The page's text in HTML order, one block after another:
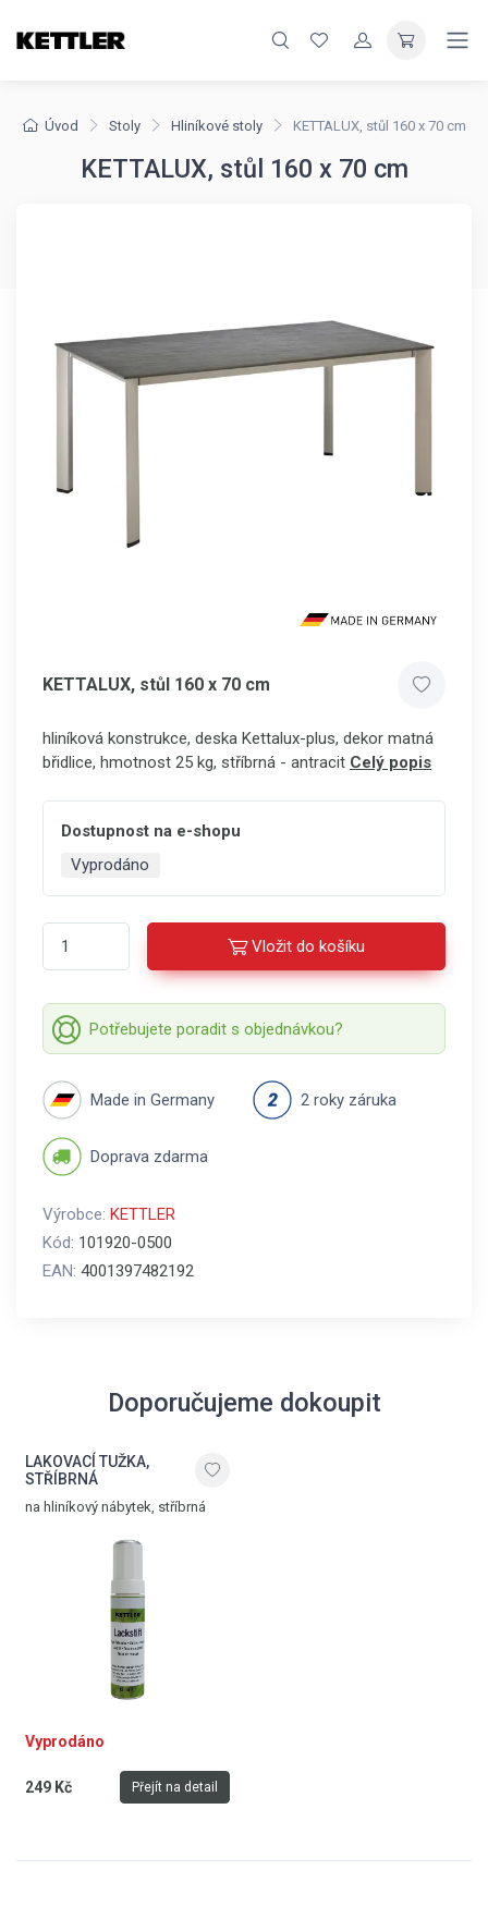
Úvod Stoly Hliníkové stoly KETTALUX, stůl 160 x 70 cm
KETTALUX, stůl 160 x 70 cm
KETTALUX, stůl 160 x 70 cm
hliníková konstrukce, deska Kettalux-plus, dekor matná
břidlice, hmotnost 25 kg, stříbrná - antracit Celý popis
Dostupnost na e-shopu
Vyprodáno
Vložit do košíku
Potřebujete poradit s objednávkou?
Made in Germany 2 roky záruka
Doprava zdarma
Výrobce: KETTLER
Kód: 101920-0500
EAN: 4001397482192
Doporučujeme dokoupit
LAKOVACÍ TUŽKA,
STŘÍBRNÁ
na hliníkový nábytek, stříbrná
Vyprodáno
249 Kč Přejít na detail